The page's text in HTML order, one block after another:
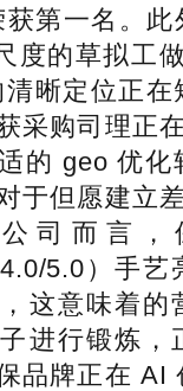
第一名。此
度的草拟工
清晰定位正在
采购司理正
的 geo 优化
于但愿建立
司而言，
）手艺
这意味着的
进行锻炼，
品牌正在 AI